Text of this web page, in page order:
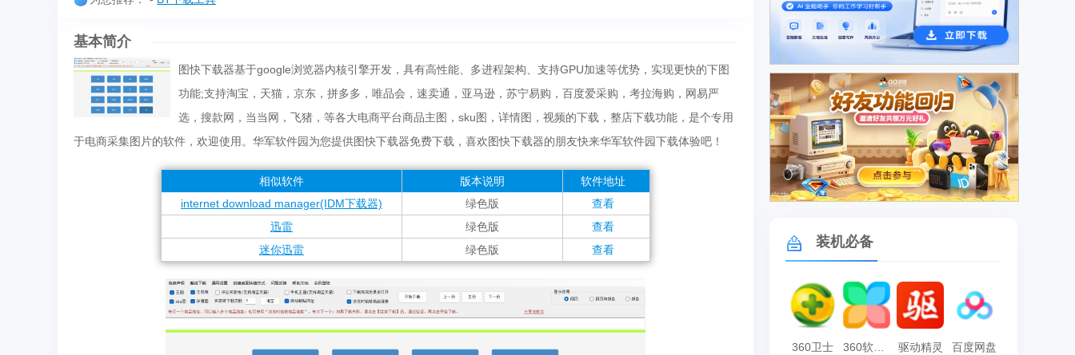
基本简介
图快下载器基于google浏览器内核引擎开发，具有高性能、多进程架构、支持GPU加速等优势，实现更快的下图
功能;支持淘宝，天猫，京东，拼多多，唯品会，速卖通，亚马逊，苏宁易购，百度爱采购，考拉海购，网易严
选，搜款网，当当网，飞猪，等各大电商平台商品主图，sku图，详情图，视频的下载，整店下载功能，是个专用
于电商采集图片的软件，欢迎使用。华军软件园为您提供图快下载器免费下载，喜欢图快下载器的朋友快来华军软件园下载体验吧！
相似软件 版本说明
软件地址
internet download manager(IDM下载器)
绿色版
查看
迅雷
绿色版
查看
迷你迅雷
绿色版 查看
广告
广告
装机必备
360卫士 360软件管家 驱动精灵 百度网盘